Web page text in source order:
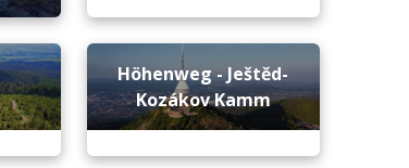
Höhenweg - Ještěd-
Kozákov Kamm